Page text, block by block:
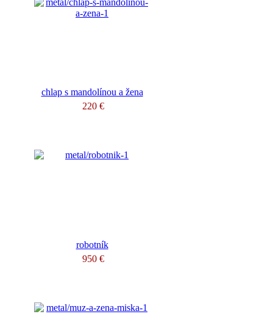
chlap s mandolínou a žena
220 €
robotník
950 €